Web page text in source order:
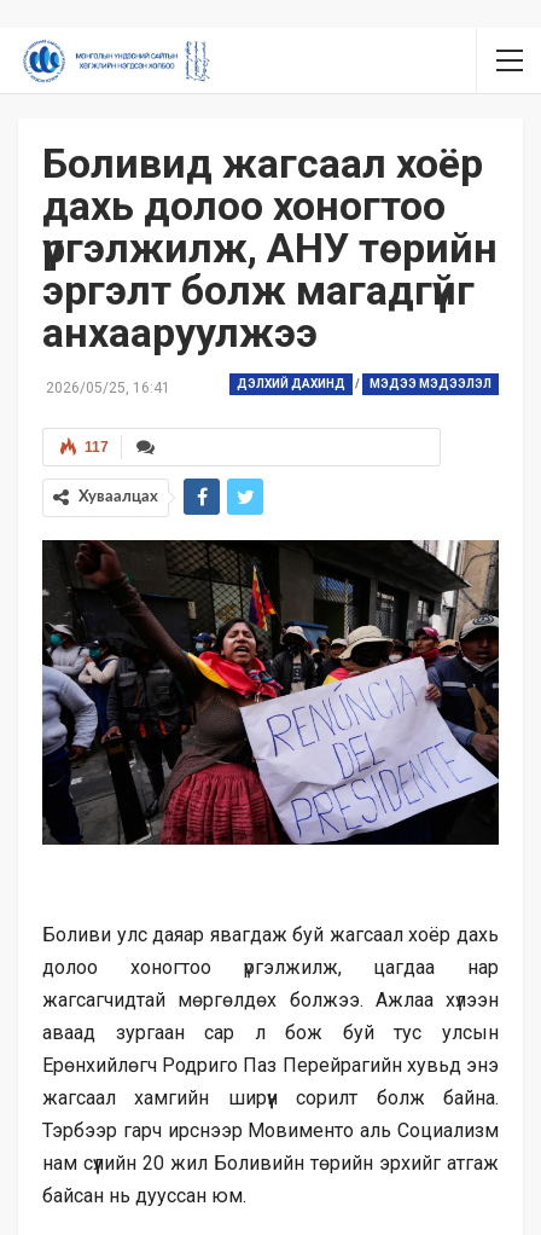
Боливид жагсаал хоёр
дахь долоо хоногтоо
үргэлжилж, АНУ төрийн
эргэлт болж магадгүйг
анхааруулжээ
ДЭЛХИЙ ДАХИНД / МЭДЭЭ МЭДЭЭЛЭЛ
2026/05/25, 16:41
117
Хуваалцах
Боливи улс даяар явагдаж буй жагсаал хоёр дахь
долоо хоногтоо үргэлжилж, цагдаа нар
жагсагчидтай мөргөлдөх болжээ. Ажлаа хүлээн
аваад зургаан сар л бож буй тус улсын
Ерөнхийлөгч Родриго Паз Перейрагийн хувьд энэ
жагсаал хамгийн ширүүн сорилт болж байна.
Тэрбээр гарч ирснээр Мовименто аль Социализм
нам сүүлийн 20 жил Боливийн төрийн эрхийг атгаж
байсан нь дууссан юм.